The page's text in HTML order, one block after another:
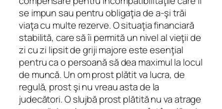
se impun sau pentru obligaţia de a-şi trăi
viaţa cu multe rezerve. O situaţia financiară
stabilită, care să îi permită un nivel al vieţii de
zi cu zi lipsit de griji majore este esenţial
pentru ca o persoană să dea maximul la locul
de muncă. Un om prost plătit va lucra, de
regulă, prost şi nu vreau asta de la
judecători. O slujbă prost plătită nu va atrage